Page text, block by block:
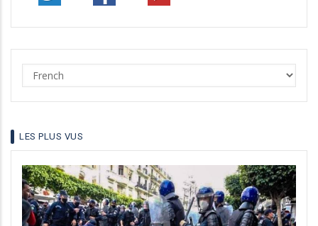
Select
your
language
LES PLUS VUS